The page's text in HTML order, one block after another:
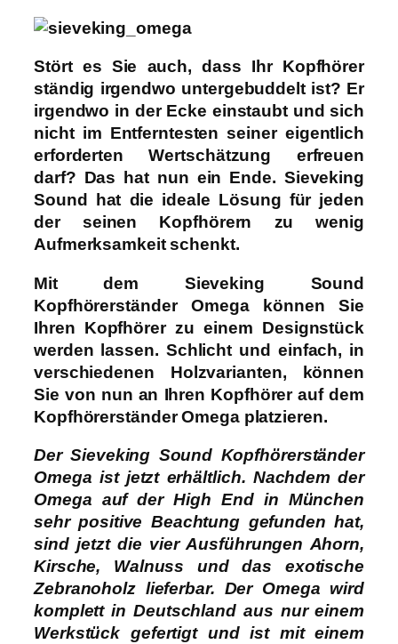
Stört es Sie auch, dass Ihr Kopfhörer
ständig irgendwo untergebuddelt ist? Er
irgendwo in der Ecke einstaubt und sich
nicht im Entferntesten seiner eigentlich
erforderten Wertschätzung erfreuen
darf? Das hat nun ein Ende. Sieveking
Sound
hat die ideale Lösung für jeden
der seinen Kopfhörern zu wenig
Aufmerksamkeit schenkt.
Mit dem Sieveking Sound
Kopfhörerständer Omegakönnen Sie
Ihren Kopfhörer zu einem Designstück
werden lassen. Schlicht und einfach, in
verschiedenen Holzvarianten, können
Sie von nun an Ihren Kopfhörer auf dem
Kopfhörerständer Omega platzieren.
Der Sieveking Sound Kopfhörerständer
Omega ist jetzt erhältlich. Nachdem der
Omega auf der High End in München
sehr positive Beachtung gefunden hat,
sind jetzt die vier Ausführungen Ahorn,
Kirsche, Walnuss und das exotische
Zebranoholz lieferbar. Der Omega wird
komplett in Deutschland aus nur einem
Werkstück gefertigt und ist mit einem